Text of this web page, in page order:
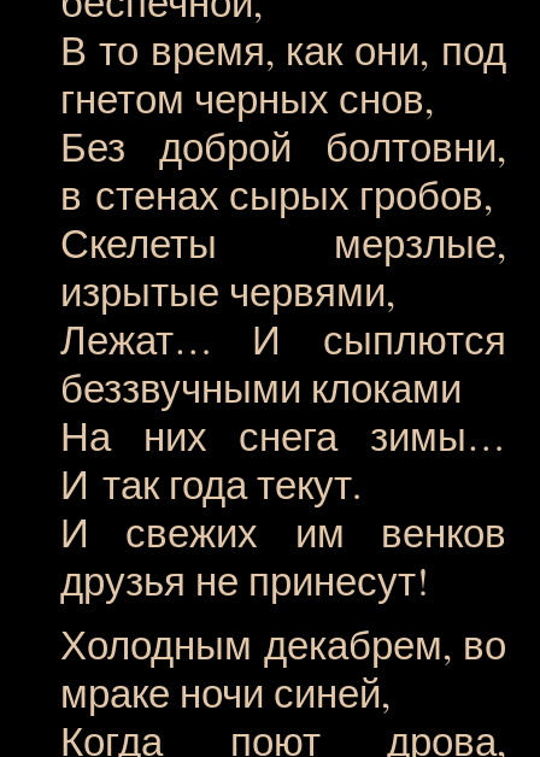
В то время, как они, под
гнетом черных снов,
Без доброй болтовни,
в стенах сырых гробов,
Скелеты мерзлые,
изрытые червями,
Лежат… И сыплются
беззвучными клоками
На них снега зимы…
И так года текут.
И свежих им венков
друзья не принесут!
Холодным декабрем, во
мраке ночи синей,
Когда поют дрова,